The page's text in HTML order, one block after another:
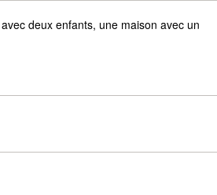
deux enfants, une maison avec un